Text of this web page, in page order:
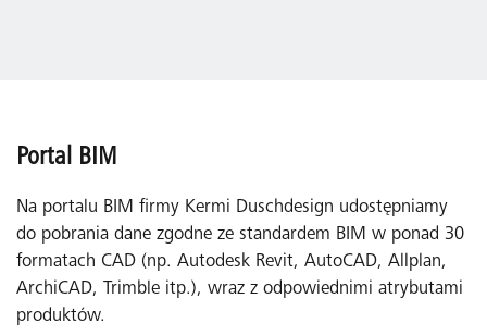
Portal BIM
Na portalu BIM firmy Kermi Duschdesign udostępniamy
do pobrania dane zgodne ze standardem BIM w ponad 30
formatach CAD (np. Autodesk Revit, AutoCAD, Allplan,
ArchiCAD, Trimble itp.), wraz z odpowiednimi atrybutami
produktów.